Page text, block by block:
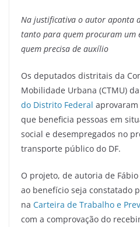
Na justificativa o autor aponta
tanto para quem procuram um
quem precisa de auxílio
Os deputados distritais da
Mobilidade Urbana (CTMU) da
do Distrito Federal
que beneficia pessoas em
social e desempregados no
transporte público do DF.
O projeto, de autoria de
ao benefício seja constatado
na Carteira de Trabalho e
com a comprovação do